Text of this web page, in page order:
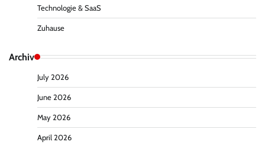
Technologie & SaaS
Zuhause
Archiv
July 2026
June 2026
May 2026
April 2026